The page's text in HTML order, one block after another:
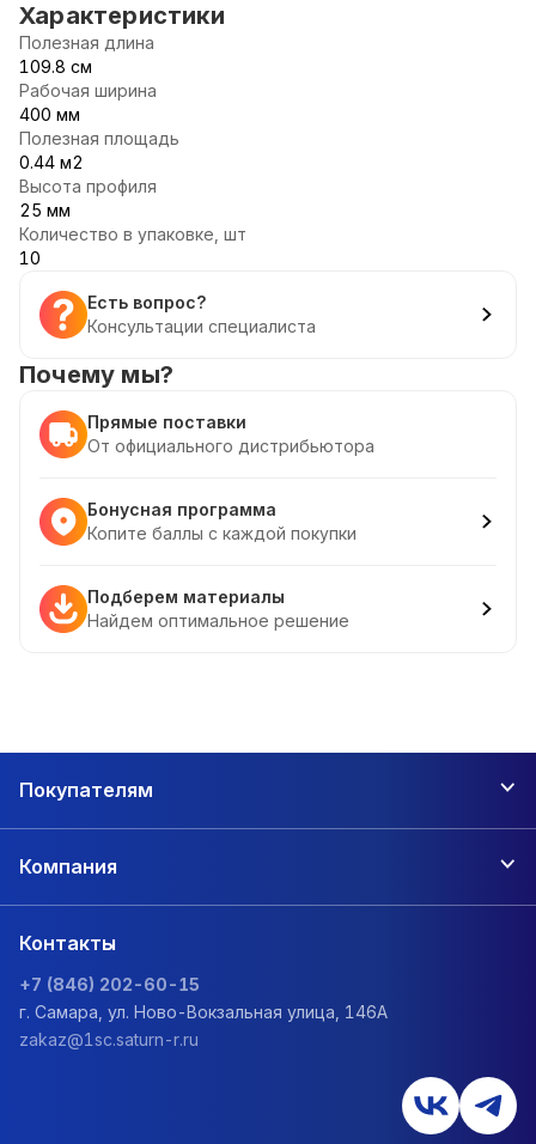
Характеристики
Полезная длина
109.8 см
Рабочая ширина
400 мм
Полезная площадь
0.44 м2
Высота профиля
25 мм
Количество в упаковке, шт
10
Есть вопрос?
Консультации специалиста
Почему мы?
Прямые поставки
От официального дистрибьютора
Бонусная программа
Копите баллы с каждой покупки
Подберем материалы
Найдем оптимальное решение
Покупателям
Компания
Контакты
+7 (846) 202-60-15
г. Самара, ул. Ново-Вокзальная улица, 146А
zakaz@1sc.saturn-r.ru